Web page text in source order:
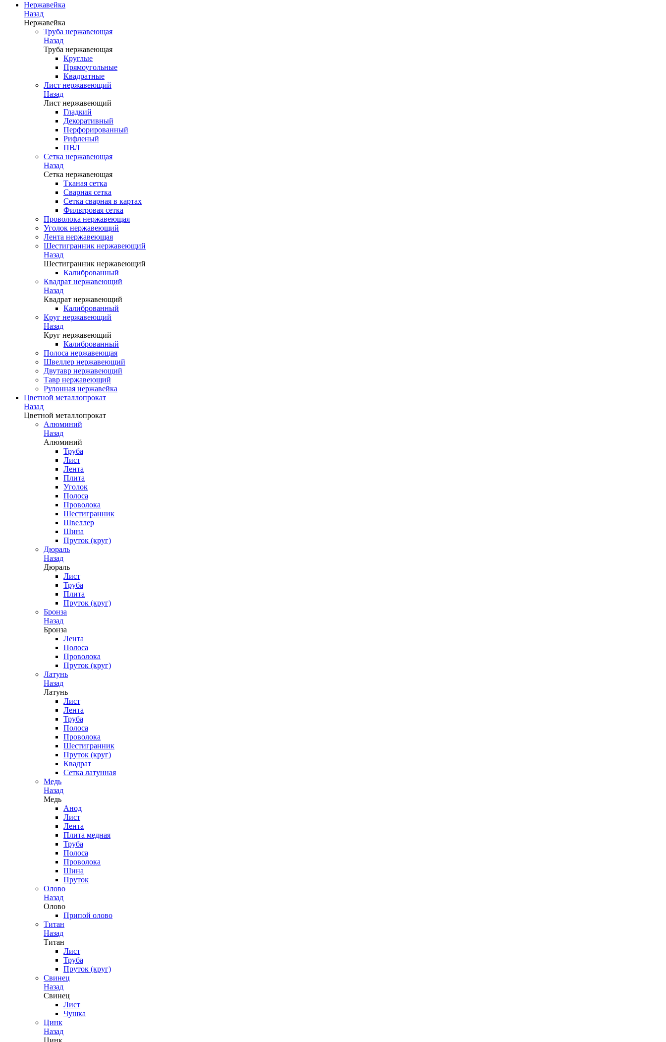
Нержавейка
Назад
Нержавейка
Труба нержавеющая
Назад
Труба нержавеющая
Круглые
Прямоугольные
Квадратные
Лист нержавеющий
Назад
Лист нержавеющий
Гладкий
Декоративный
Перфорированный
Рифленый
ПВЛ
Сетка нержавеющая
Назад
Сетка нержавеющая
Тканая сетка
Сварная сетка
Сетка сварная в картах
Фильтровая сетка
Проволока нержавеющая
Уголок нержавеющий
Лента нержавеющая
Шестигранник нержавеющий
Назад
Шестигранник нержавеющий
Калиброванный
Квадрат нержавеющий
Назад
Квадрат нержавеющий
Калиброванный
Круг нержавеющий
Назад
Круг нержавеющий
Калиброванный
Полоса нержавеющая
Швеллер нержавеющий
Двутавр нержавеющий
Тавр нержавеющий
Рулонная нержавейка
Цветной металлопрокат
Назад
Цветной металлопрокат
Алюминий
Назад
Алюминий
Труба
Лист
Лента
Плита
Уголок
Полоса
Проволока
Шестигранник
Швеллер
Шина
Пруток (круг)
Дюраль
Назад
Дюраль
Лист
Труба
Плита
Пруток (круг)
Бронза
Назад
Бронза
Лента
Полоса
Проволока
Пруток (круг)
Латунь
Назад
Латунь
Лист
Лента
Труба
Полоса
Проволока
Шестигранник
Пруток (круг)
Квадрат
Сетка латунная
Медь
Назад
Медь
Анод
Лист
Лента
Плита медная
Труба
Полоса
Проволока
Шина
Пруток
Олово
Назад
Олово
Припой олово
Титан
Назад
Титан
Лист
Труба
Пруток (круг)
Свинец
Назад
Свинец
Лист
Чушка
Цинк
Назад
Цинк